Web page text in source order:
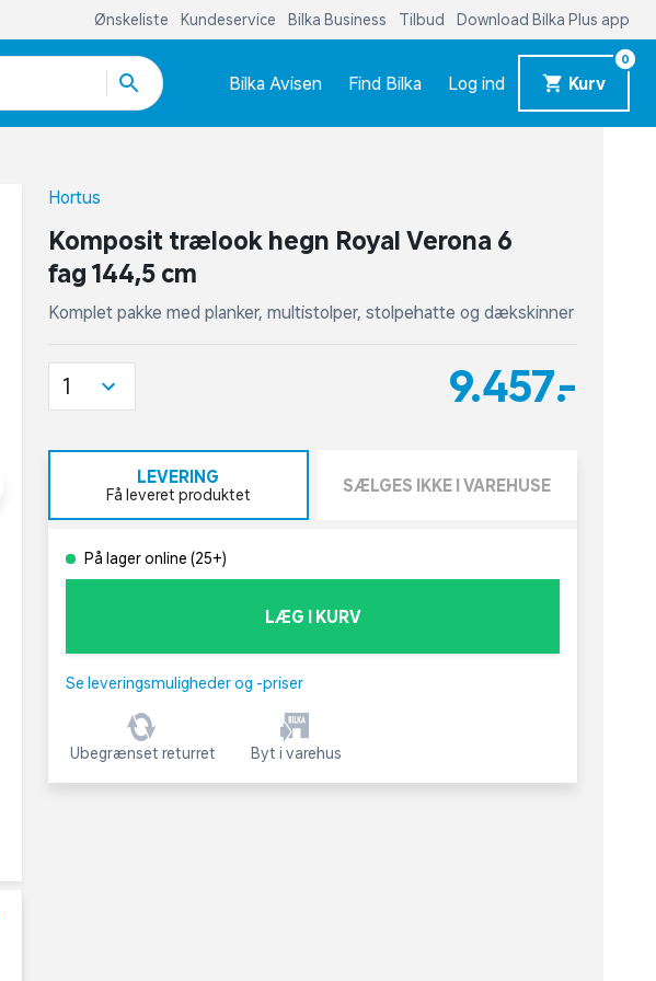
Ønskeliste Kundeservice Bilka Business Tilbud Download Bilka Plus app
Bilka Avisen Find Bilka Log ind Kurv
0
Hortus
Komposit trælook hegn Royal Verona 6
fag 144,5 cm
Komplet pakke med planker, multistolper, stolpehatte og dækskinner
9.457,-
1
LEVERING
Få leveret produktet SÆLGES IKKE I VAREHUSE
På lager online (25+)
LÆG I KURV
Se leveringsmuligheder og -priser
Ubegrænset returret Byt i varehus